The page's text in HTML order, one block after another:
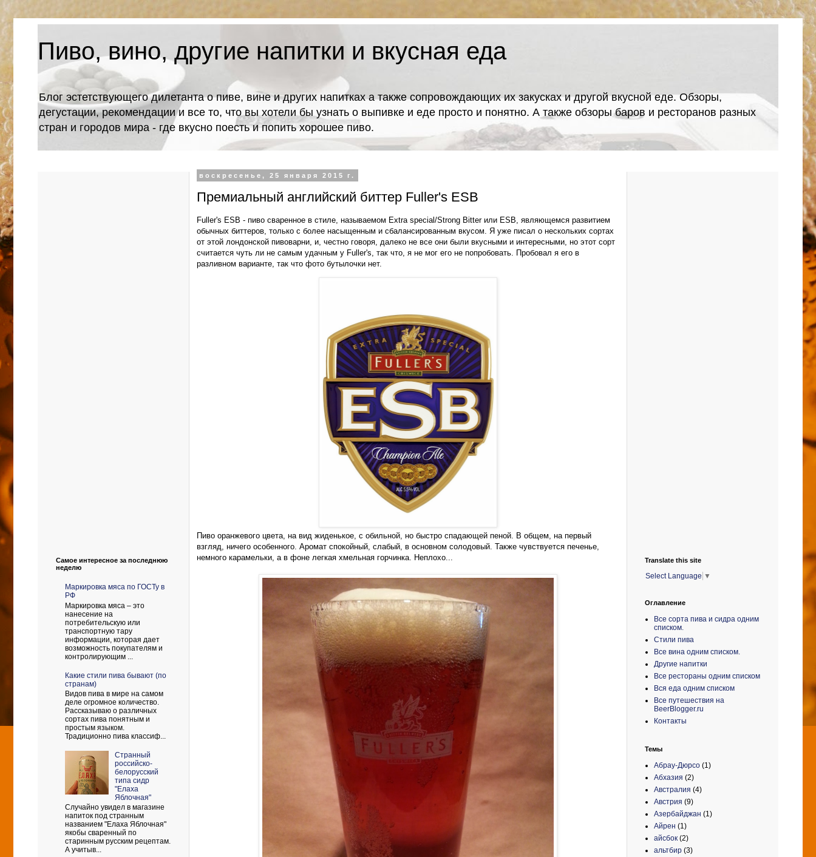
Пиво, вино, другие напитки и вкусная еда
Блог эстетствующего дилетанта о пиве, вине и других напитках а также сопровождающих их закусках и другой вкусной еде. Обзоры,
дегустации, рекомендации и все то, что вы хотели бы узнать о выпивке и еде просто и понятно. А также обзоры баров и ресторанов разных
стран и городов мира - где вкусно поесть и попить хорошее пиво.
воскресенье, 25 января 2015 г.
Премиальный английский биттер Fuller's ESB
Fuller's ESB - пиво сваренное в стиле, называемом Extra special/Strong Bitter или ESB, являющемся развитием
обычных биттеров, только с более насыщенным и сбалансированным вкусом. Я уже писал о нескольких сортах
от этой лондонской пивоварни, и, честно говоря, далеко не все они были вкусными и интересными, но этот сорт
считается чуть ли не самым удачным у Fuller's, так что, я не мог его не попробовать. Пробовал я его в
разливном варианте, так что фото бутылочки нет.
Пиво оранжевого цвета, на вид жиденькое, с обильной, но быстро спадающей пеной. В общем, на первый
взгляд, ничего особенного. Аромат спокойный, слабый, в основном солодовый. Также чувствуется печенье,
немного карамельки, а в фоне легкая хмельная горчинка. Неплохо...
Самое интересное за последнюю
неделю
Маркировка мяса по ГОСТу в
РФ
Маркировка мяса – это
нанесение на
потребительскую или
транспортную тару
информации, которая дает
возможность покупателям и
контролирующим ...
Какие стили пива бывают (по
странам)
Видов пива в мире на самом
деле огромное количество.
Рассказываю о различных
сортах пива понятным и
простым языком.
Традиционно пива классиф...
Странный
российско-
белорусский
типа сидр
"Елаха
Яблочная"
Случайно увидел в магазине
напиток под странным
названием "Елаха Яблочная"
якобы сваренный по
старинным русским рецептам.
А учитыв...
Translate this site
Select Language ▼
Оглавление
Все сорта пива и сидра одним
списком.
Стили пива
Все вина одним списком.
Другие напитки
Все рестораны одним списком
Вся еда одним списком
Все путешествия на
BeerBlogger.ru
Контакты
Темы
Абрау-Дюрсо (1)
Абхазия (2)
Австралия (4)
Австрия (9)
Азербайджан (1)
Айрен (1)
айсбок (2)
альтбир (3)